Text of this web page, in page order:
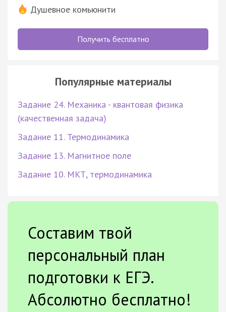
Душевное комьюнити
Получить бесплатно
Популярные материалы
Задание 24. Механика - квантовая физика
(качественная задача)
Задание 11. Термодинамика
Задание 13. Магнитное поле
Задание 10. МКТ, термодинамика
Составим твой
персональный план
подготовки к ЕГЭ.
Абсолютно бесплатно!